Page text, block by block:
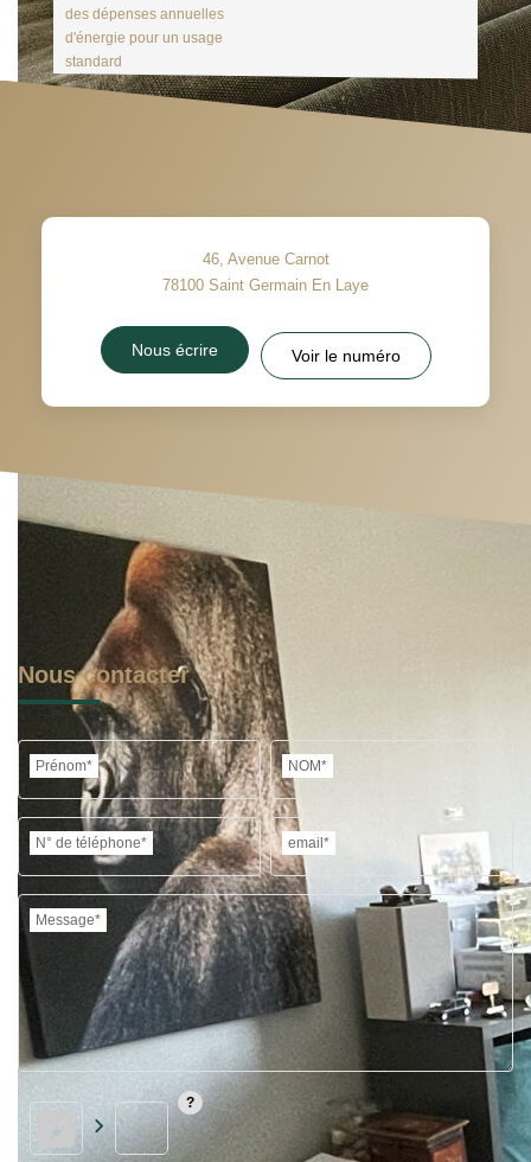
des dépenses annuelles
d'énergie pour un usage
standard
46, Avenue Carnot
78100 Saint Germain En Laye
Nous écrire Voir le numéro
Nous contacter
Prénom* NOM*
N° de téléphone* email*
Message*